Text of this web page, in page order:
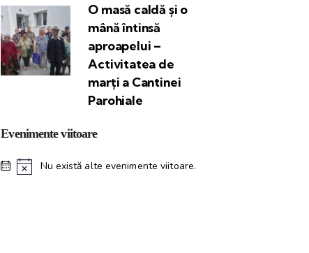
O masă caldă și o
mână întinsă
aproapelui –
Activitatea de
marți a Cantinei
Parohiale
Evenimente viitoare
N
Nu există alte evenimente viitoare.